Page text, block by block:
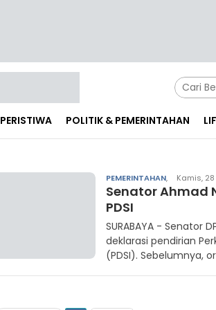
PERISTIWA POLITIK & PEMERINTAHAN
PEMERINTAHAN, Kamis, 28
Senator Ahmad
PDSI
SURABAYA - Senator
deklarasi pendirian
(PDSI). Sebelumnya,